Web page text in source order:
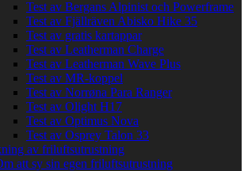
Test av Bergans Alpinist och Powerframe
Test av Fjällräven Abisko Hike 35
Test av gratis kartappar
Test av Leatherman Charge
Test av Leatherman Wave Plus
Test av MR-koppel
Test av Norrøna Para Ranger
Test av Olight H17
Test av Optimus Nova
Test av Osprey Talon 33
av friluftsutrustning
att sy sin egen friluftsutrustning